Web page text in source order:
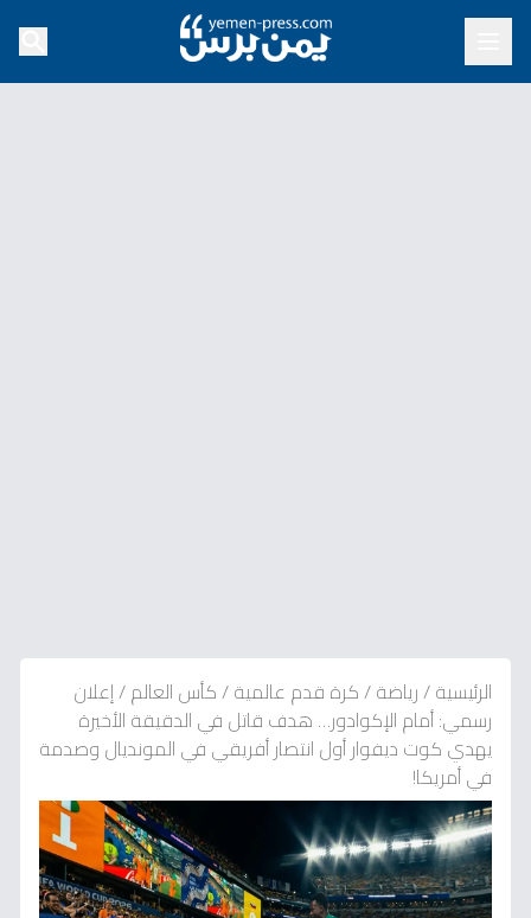
الرئيسية/رياضة/كرة قدم عالمية/كأس العالم/إعلان
رسمي: أمام الإكوادور… هدف قاتل في الدقيقة الأخيرة
يهدي كوت ديفوار أول انتصار أفريقي في المونديال وصدمة
في أمريكا!